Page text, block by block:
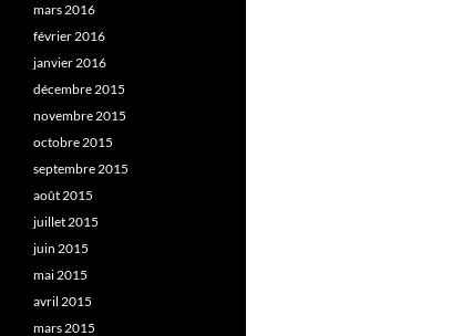
mars 2016
février 2016
janvier 2016
décembre 2015
novembre 2015
octobre 2015
septembre 2015
août 2015
juillet 2015
juin 2015
mai 2015
avril 2015
mars 2015